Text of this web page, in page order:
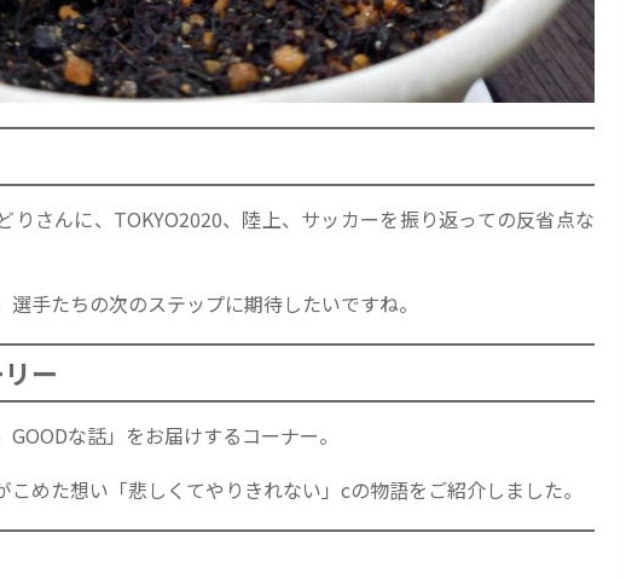
りさんに、TOKYO2020、陸上、サッカーを振り返っての反省点な
手たちの次のステップに期待したいですね。
ー
GOODな話」をお届けするコーナー。
めた想い「悲しくてやりきれない」cの物語をご紹介しました。